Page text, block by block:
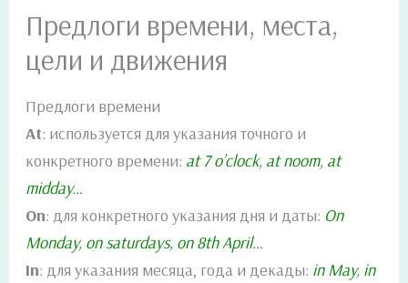
Предлоги времени, места,
цели и движения
Предлоги времени
At: используется для указания точного и
конкретного времени: at 7 o’clock, at noom, at
midday…
On: для конкретного указания дня и даты: On
Monday, on saturdays, on 8th April…
In: для указания месяца, года и декады: in May, in